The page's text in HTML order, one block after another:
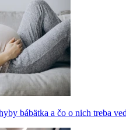
bábätka a čo o nich treba